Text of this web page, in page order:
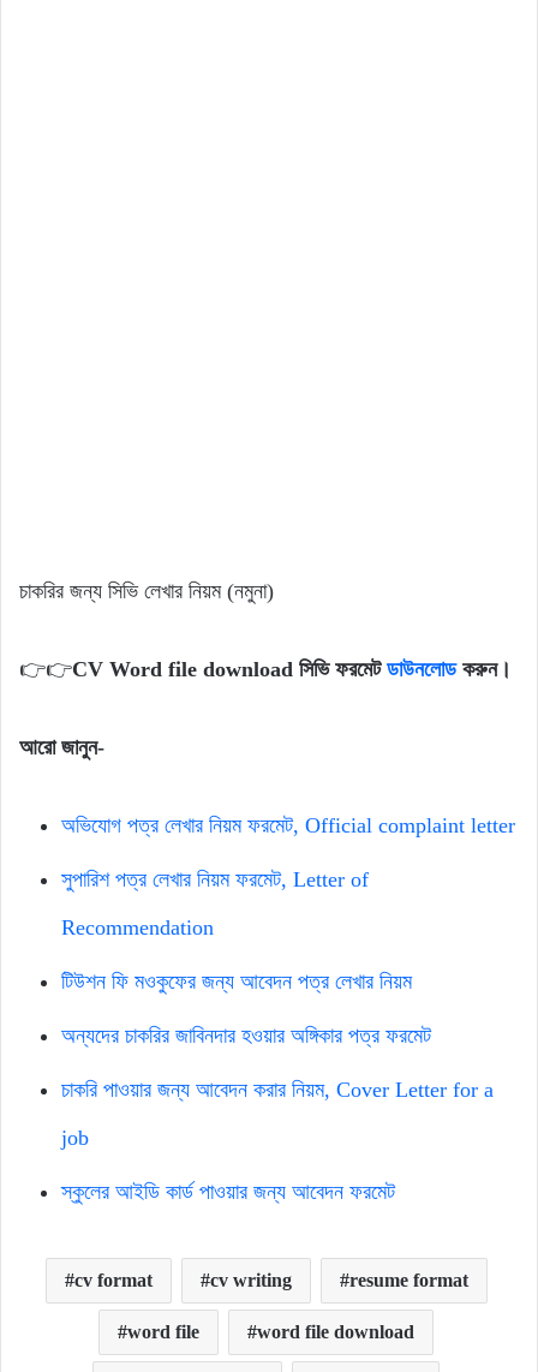
চাকরির জন্য সিভি লেখার নিয়ম (নমুনা)
👉👉CV Word file download সিভি ফরমেট ডাউনলোডকরুন।
আরো জানুন-
অভিযোগ পত্র লেখার নিয়ম ফরমেট, Official complaint letter
সুপারিশ পত্র লেখার নিয়ম ফরমেট, Letter of
Recommendation
টিউশন ফি মওকুফের জন্য আবেদন পত্র লেখার নিয়ম
অন্যদের চাকরির জাবিনদার হওয়ার অঙ্গিকার পত্র ফরমেট
চাকরি পাওয়ার জন্য আবেদন করার নিয়ম, Cover Letter for a
job
স্কুলের আইডি কার্ড পাওয়ার জন্য আবেদন ফরমেট
cv format cv writing resume format
word file word file download